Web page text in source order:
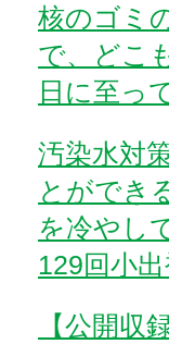
核のゴミ
で、どこ
日に至っ
汚染水対
とができ
を冷やし
129回小
【公開収